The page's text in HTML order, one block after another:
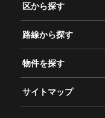
区から探す
路線から探す
物件を探す
サイトマップ